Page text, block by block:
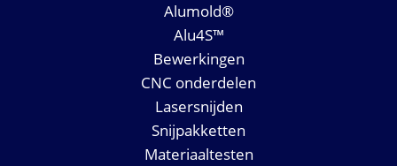
Alumold®
Alu4S™
Bewerkingen
CNC onderdelen
Lasersnijden
Snijpakketten
Materiaaltesten